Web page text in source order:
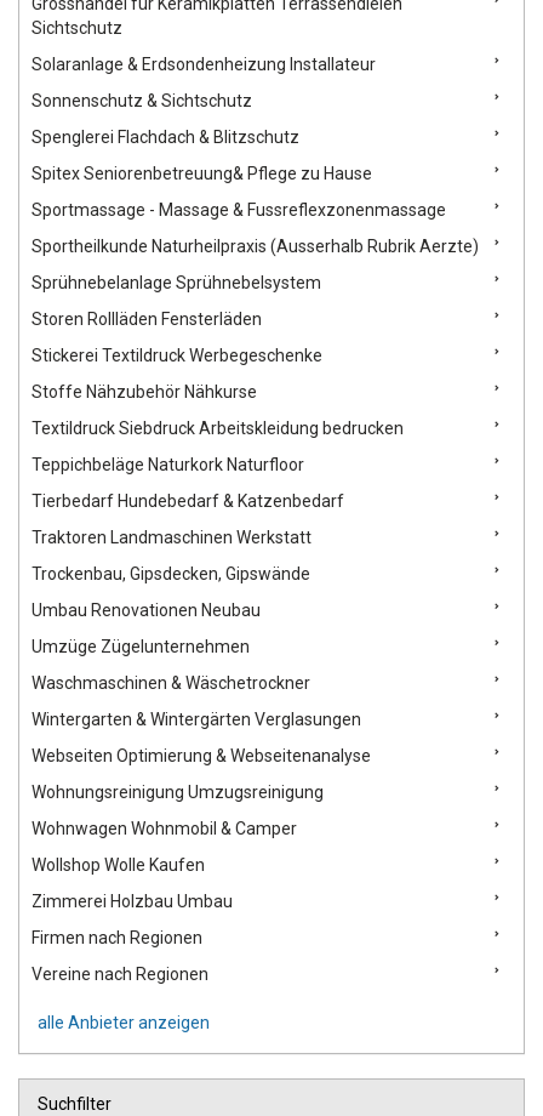
Grosshandel für Keramikplatten Terrassendielen
Sichtschutz
Solaranlage & Erdsondenheizung Installateur
Sonnenschutz & Sichtschutz
Spenglerei Flachdach & Blitzschutz
Spitex Seniorenbetreuung& Pflege zu Hause
Sportmassage - Massage & Fussreflexzonenmassage
Sportheilkunde Naturheilpraxis (Ausserhalb Rubrik Aerzte)
Sprühnebelanlage Sprühnebelsystem
Storen Rollläden Fensterläden
Stickerei Textildruck Werbegeschenke
Stoffe Nähzubehör Nähkurse
Textildruck Siebdruck Arbeitskleidung bedrucken
Teppichbeläge Naturkork Naturfloor
Tierbedarf Hundebedarf & Katzenbedarf
Traktoren Landmaschinen Werkstatt
Trockenbau, Gipsdecken, Gipswände
Umbau Renovationen Neubau
Umzüge Zügelunternehmen
Waschmaschinen & Wäschetrockner
Wintergarten & Wintergärten Verglasungen
Webseiten Optimierung & Webseitenanalyse
Wohnungsreinigung Umzugsreinigung
Wohnwagen Wohnmobil & Camper
Wollshop Wolle Kaufen
Zimmerei Holzbau Umbau
Firmen nach Regionen
Vereine nach Regionen
alle Anbieter anzeigen
Suchfilter